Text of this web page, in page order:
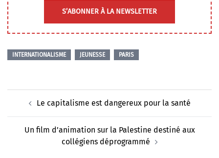
S’ABONNER À LA NEWSLETTER
INTERNATIONALISME JEUNESSE PARIS
d’articleLe capitalisme est dangereux pour la santé
Un film d’animation sur la Palestine destiné aux
collégiens déprogrammé